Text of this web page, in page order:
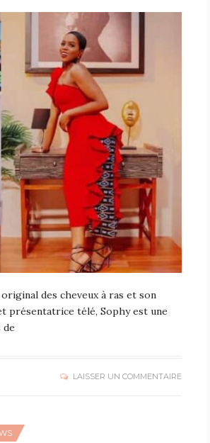
des cheveux à ras et son
présentatrice télé, Sophy est une
de
LAISSER UN COMMENTAIRE